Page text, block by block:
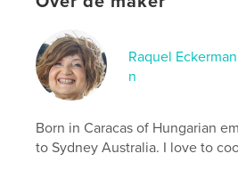
Trefwoorden
recipes , cream
Raquel
n
Born in Caracas of Hungarian
to Sydney Australia. I love to